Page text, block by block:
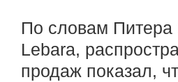
По словам Питера
Lebara,
продаж показал,